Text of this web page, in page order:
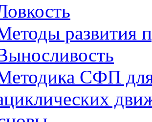
развития
СФП для